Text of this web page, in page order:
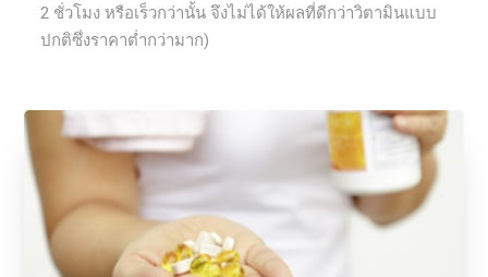
2 ชั่วโมง หรือเร็วกว่านั้น จึงไม่ได้ให้ผลที่ดีกว่าวิตามินแบบ
ปกติซึ่งราคาต่ำกว่ามาก)